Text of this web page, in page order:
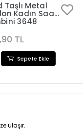
Taşlı Metal
Kadın Saat
3648
TL
Sepete Ekle
ulaşır.